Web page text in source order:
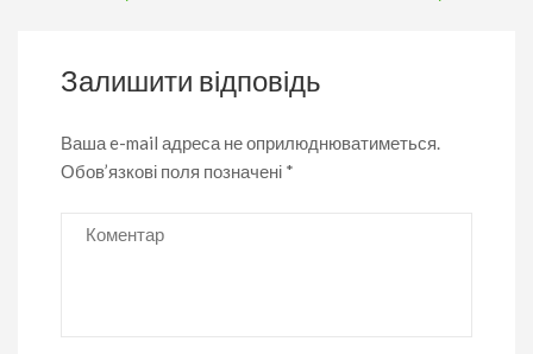
Залишити відповідь
Ваша e-mail адреса не оприлюднюватиметься.
Обов’язкові поля позначені *
Коментар